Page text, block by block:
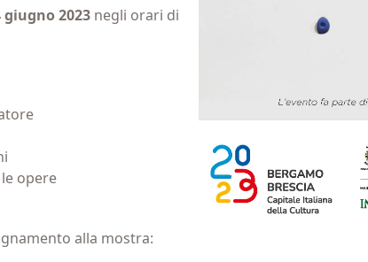
2023 negli orari di
opere
alla mostra: